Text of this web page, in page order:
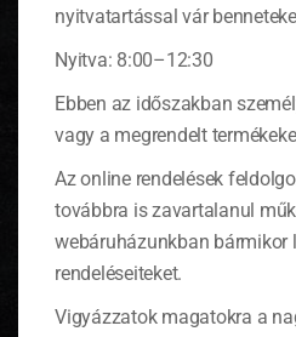
nyitvatartással vár
Nyitva: 8:00–12:30
Ebben az időszakban
vagy a megrendelt
Az online rendelések
továbbra is zavartalanul
webáruházunkban bármikor
rendeléseiteket.
Vigyázzatok magatokra a